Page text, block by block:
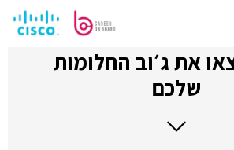
את ג׳וב החלומות
שלכם